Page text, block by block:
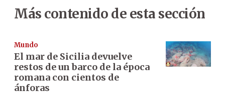
Más contenido de esta sección
Mundo
El mar de Sicilia devuelve
restos de un barco de la época
romana con cientos de
ánforas